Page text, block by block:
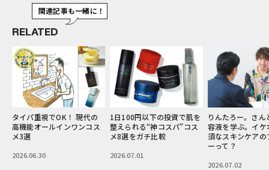
RELATED
関連記事も一緒に！
タイパ重視でOK！ 現代の
高機能オールインワンコス
メ3選
2026.06.30
1日100円以下の投資で肌を
整えられる“神コスパ”コス
メ8選をガチ比較
2026.07.01
りんたろー。さん
容液を学ぶ。イケ
須なスキンケアの
ーって？
2026.07.02